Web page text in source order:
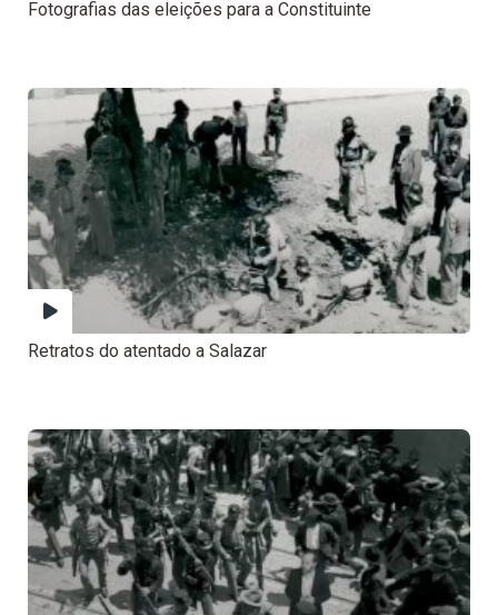
Fotografias das eleições para a Constituinte
Retratos do atentado a Salazar